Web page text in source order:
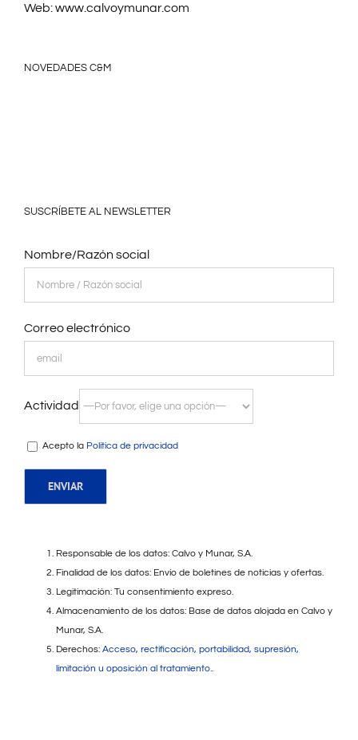
Web:www.calvoymunar.com
NOVEDADES C&M
SUSCRÍBETE AL NEWSLETTER
Nombre/Razón social
Correo electrónico
Actividad
Acepto la Política de privacidad
Responsable de los datos: Calvo y Munar, S.A.
Finalidad de los datos: Envío de boletines de noticias y ofertas.
Legitimación: Tu consentimiento expreso.
Almacenamiento de los datos: Base de datos alojada en Calvo y
Munar, S.A.
Derechos: Acceso, rectificación, portabilidad, supresión,
limitación u oposición al tratamiento..